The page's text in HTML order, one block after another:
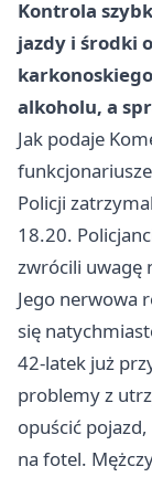
Kontrola
jazdy i środki
alkoholu, a
Jak podaje
Policji
18.20.
zwrócili uwagę
Jego nerwowa
się
42-latek już
problemy z
opuścić pojazd,
na fotel.